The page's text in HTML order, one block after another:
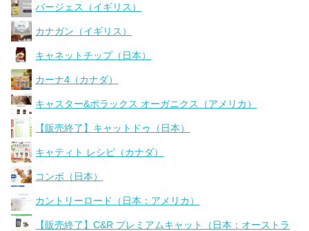
バージェス（イギリス）
カナガン（イギリス）
キャネットチップ（日本）
カーナ4（カナダ）
キャスター&ポラックス オーガニクス（アメリカ）
【販売終了】キャットドゥ（日本）
キャティト レシピ（カナダ）
コンボ（日本）
カントリーロード（日本：アメリカ）
【販売終了】C&R プレミアムキャット（日本：オーストラ